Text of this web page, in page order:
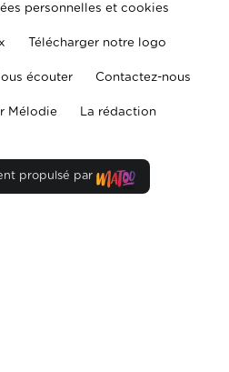
personnelles et cookies
Télécharger notre logo
écouter Contactez-nous
Mélodie La rédaction
propulsé par